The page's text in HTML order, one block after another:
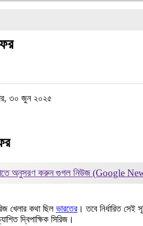
৩০ জুন ২০২৫
অনুসরণ করুনগুগল নিউজ (Google
খেলার কথা ছিল ভারতের। তবে নির্ধারিত সেই
দ্বিপাক্ষিক সিরিজ।